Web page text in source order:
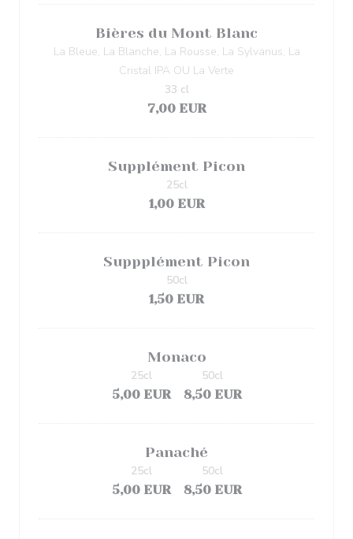
Bières du Mont Blanc
La Bleue, La Blanche, La Rousse, La Sylvanus, La
Cristal IPA OU La Verte
7,00 EUR
33 cl
Supplément Picon
1,00 EUR
25cl
Suppplément Picon
1,50 EUR
50cl
Monaco
5,00 EUR
25cl
8,50 EUR
50cl
Panaché
5,00 EUR
25cl
8,50 EUR
50cl